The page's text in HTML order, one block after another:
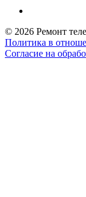
© 2026 Ремонт
Политика в
Согласие на